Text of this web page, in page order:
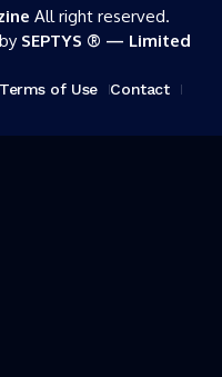
All right reserved.
SEPTYS ® — Limited
Terms of Use
Contact